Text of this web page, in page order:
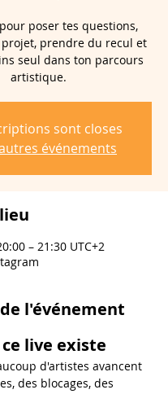
poser tes questions,
prendre du recul et
seul dans ton parcours
artistique.
sont closes
événements
– 21:30 UTC+2
l'événement
live existe
d'artistes avancent
des blocages, des